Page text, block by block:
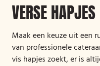
VERSE
Maak een keuze uit een
van professionele
vis hapjes zoekt, er is